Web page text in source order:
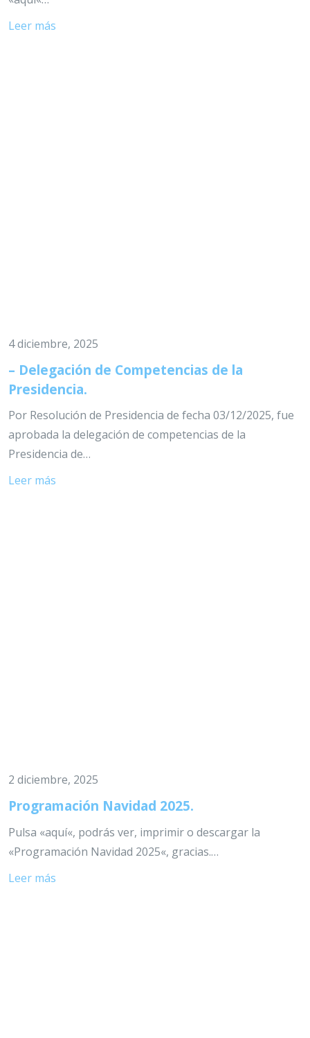
Leer más
4 diciembre, 2025
– Delegación de Competencias de la
Presidencia.
Por Resolución de Presidencia de fecha 03/12/2025, fue
aprobada la delegación de competencias de la
Presidencia de…
Leer más
2 diciembre, 2025
Programación Navidad 2025.
Pulsa «aquí«, podrás ver, imprimir o descargar la
«Programación Navidad 2025«, gracias.…
Leer más